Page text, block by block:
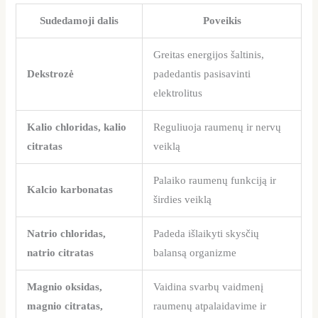
Sudedamoji dalis Poveikis
Dekstrozė
Greitas energijos šaltinis,
padedantis pasisavinti
elektrolitus
Kalio chloridas, kalio
citratas
Reguliuoja raumenų ir nervų
veiklą
Kalcio karbonatas
Palaiko raumenų funkciją ir
širdies veiklą
Natrio chloridas,
natrio citratas
Padeda išlaikyti skysčių
balansą organizme
Magnio oksidas,
magnio citratas,
Vaidina svarbų vaidmenį
raumenų atpalaidavime ir